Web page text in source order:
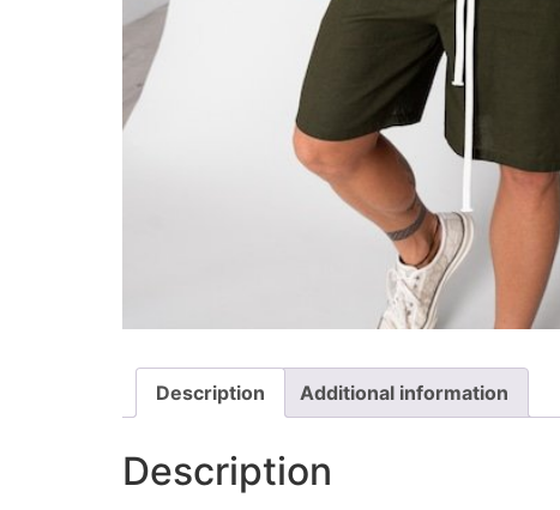
Description Additional information
Description